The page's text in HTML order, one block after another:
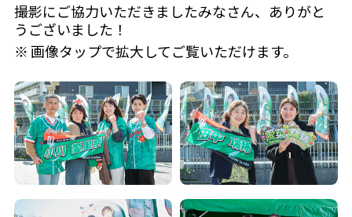
撮影にご協力いただきましたみなさん、ありがと
うございました！
画像タップで拡大してご覧いただけます。